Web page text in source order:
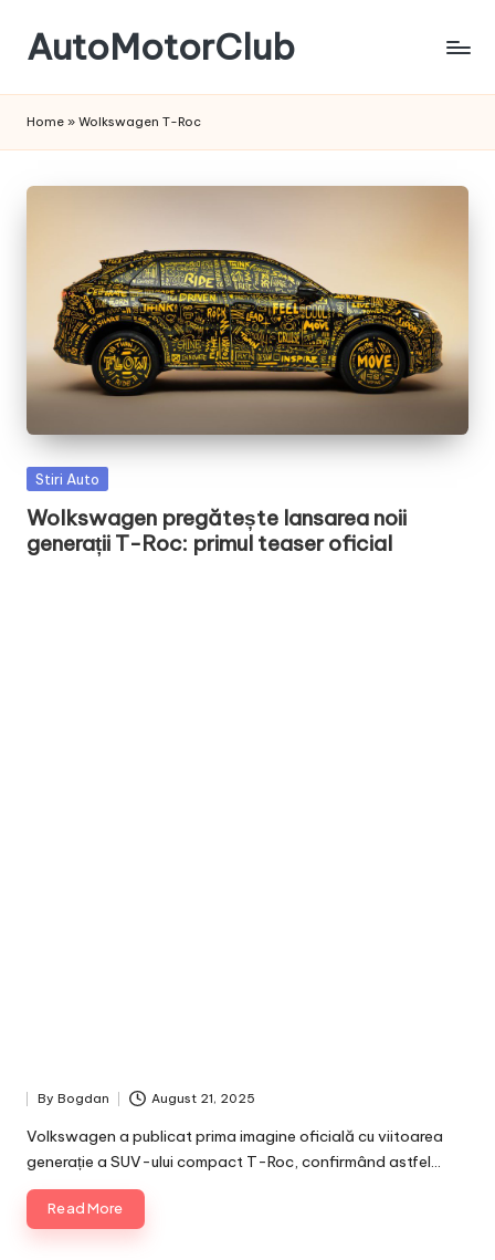
Skip
content
AutoMotorClub
masini
pasionatii
Home » Wolkswagen T-Roc
Posted
Stiri Auto
Wolkswagen pregătește lansarea noii
generații T-Roc: primul teaser oficial
Posted
by
By Bogdan August 21, 2025
Volkswagen a publicat prima imagine oficială cu viitoarea
generație a SUV-ului compact T-Roc, confirmând astfel…
Read More